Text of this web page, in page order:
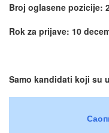
Broj oglasene pozicije:
Rok za prijave: 10
Samo kandidati koji su